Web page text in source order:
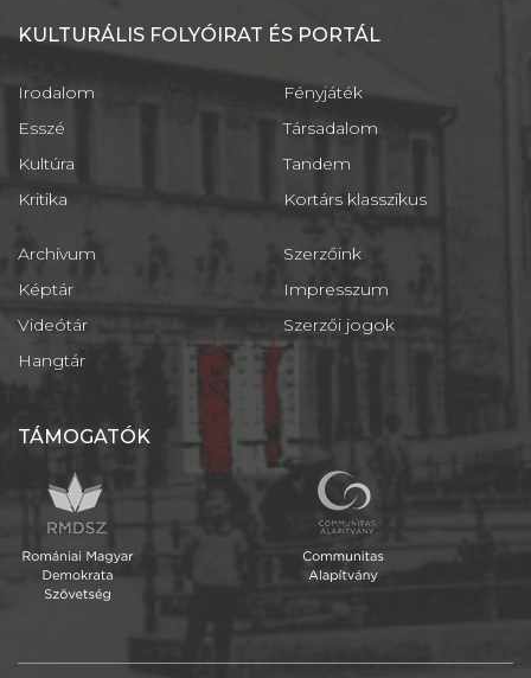
KULTURÁLIS FOLYÓIRAT ÉS PORTÁL
Irodalom
Esszé
Kultúra
Kritika
Fényjáték
Társadalom
Tandem
Kortárs klasszikus
Archívum
Képtár
Videótár
Hangtár
Szerzőink
Impresszum
Szerzői jogok
TÁMOGATÓK